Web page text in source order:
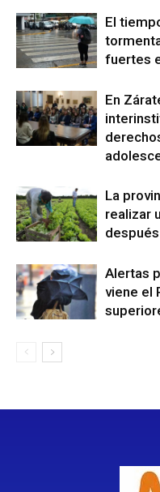
El
fuertes
En
La
realizar
Alertas
viene el